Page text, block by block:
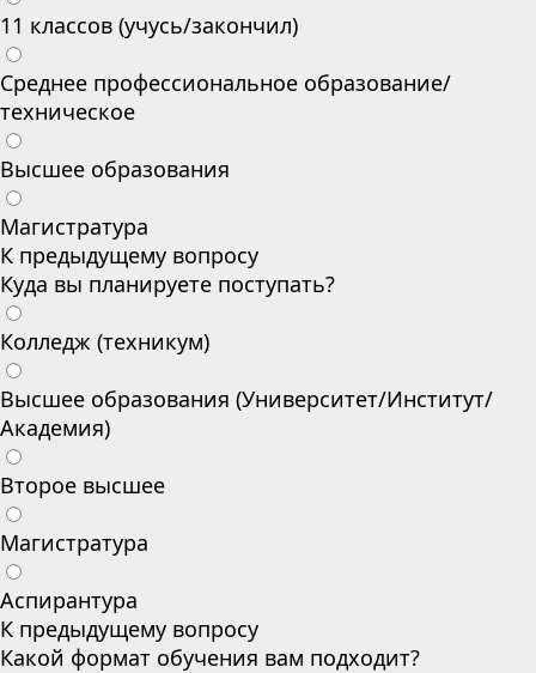
11 классов (учусь/закончил)
Среднее профессиональное образование/
техническое
Высшее образования
Магистратура
К предыдущему вопросу
Куда вы планируете поступать?
Колледж (техникум)
Высшее образования (Университет/Институт/
Академия)
Второе высшее
Магистратура
Аспирантура
К предыдущему вопросу
Какой формат обучения вам подходит?